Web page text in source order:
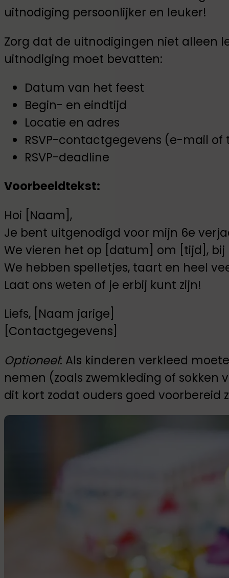
uitnodiging persoonlijker en leuker!
Zorg dat de uitnodigingen niet alleen
uitnodiging moet bevatten:
Datum van het feest
Begin- en eindtijd
Locatie en adres
RSVP-contactgegevens (e-mail of
RSVP-deadline
Voorbeeldtekst:
Hoi [Naam],
Je bent uitgenodigd voor mijn 6e
We vieren het op [datum] om [tijd], bij
We hebben spelletjes, taart en heel
Laat ons weten of je erbij kunt zijn!
Liefs, [Naam jarige]
[Contactgegevens]
Optioneel: Als kinderen verkleed
nemen (zoals zwemkleding of sokken
dit kort zodat ouders goed voorbereid